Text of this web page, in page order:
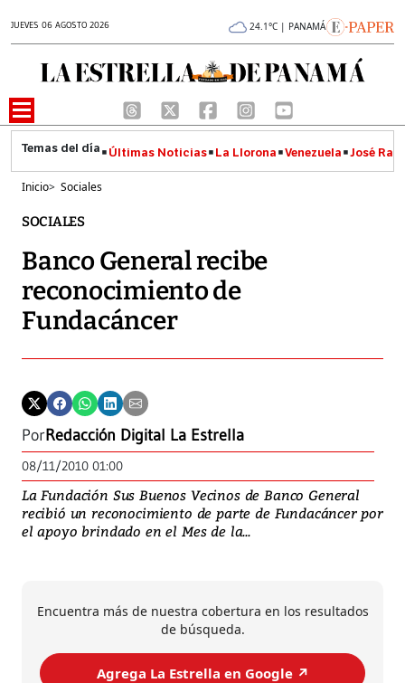
JUEVES 06 AGOSTO 2026 24.1°C | PANAMÁ
Últimas Noticias La Llorona Venezuela José
Inicio> Sociales
SOCIALES
Banco General recibe
reconocimiento de
Fundacáncer
PorRedacción Digital La Estrella
08/11/2010 01:00
La Fundación Sus Buenos Vecinos de Banco General
recibió un reconocimiento de parte de Fundacáncer por
el apoyo brindado en el Mes de la...
Encuentra más de nuestra cobertura en los resultados
de búsqueda.
Agrega La Estrella en Google ↗️